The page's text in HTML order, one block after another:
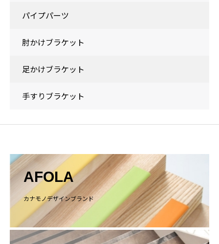
パイプパーツ
肘かけブラケット
足かけブラケット
手すりブラケット
AFOLA
カナモノデザインブランド